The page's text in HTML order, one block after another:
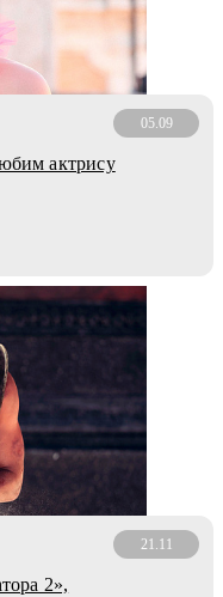
05.09
актрису
21.11
2»,